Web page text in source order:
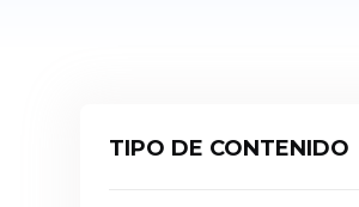
TIPO DE CONTENIDO